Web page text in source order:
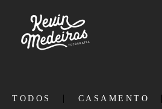
TODOS CASAMENTO